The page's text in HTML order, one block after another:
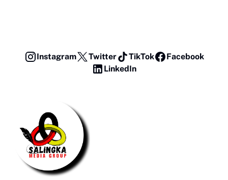
Instagram Twitter TikTok
Facebook
LinkedIn